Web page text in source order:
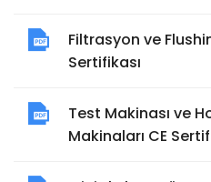
Filtrasyon ve
Sertifikası
Test Makinası ve
Makinaları CE